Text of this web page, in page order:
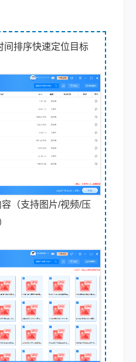
间排序快速定位目标
（支持图片/视频/压